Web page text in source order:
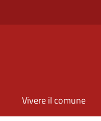
Vivere il comune